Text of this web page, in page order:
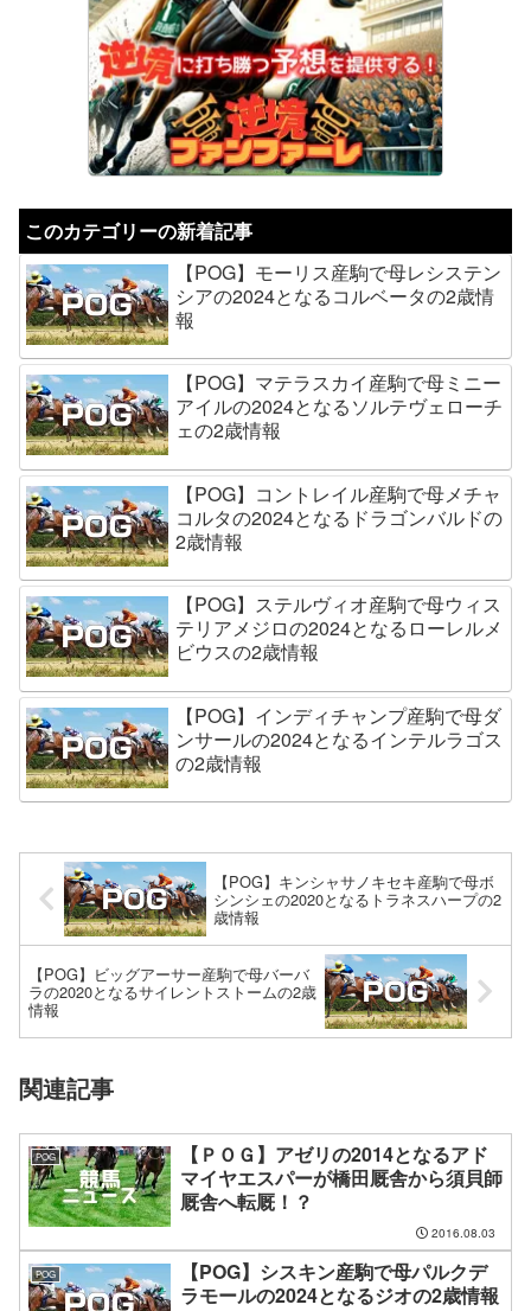
このカテゴリーの新着記事
【POG】モーリス産駒で母レシステン
シアの2024となるコルベータの2歳情
報
【POG】マテラスカイ産駒で母ミニー
アイルの2024となるソルテヴェローチ
ェの2歳情報
【POG】コントレイル産駒で母メチャ
コルタの2024となるドラゴンバルドの
2歳情報
【POG】ステルヴィオ産駒で母ウィス
テリアメジロの2024となるローレルメ
ビウスの2歳情報
【POG】インディチャンプ産駒で母ダ
ンサールの2024となるインテルラゴス
の2歳情報
【POG】キンシャサノキセキ産駒で母ボ
シンシェの2020となるトラネスハープの2
歳情報
【POG】ビッグアーサー産駒で母バーバ
ラの2020となるサイレントストームの2歳
情報
関連記事
POG
【ＰＯＧ】アゼリの2014となるアド
マイヤエスパーが橋田厩舎から須貝師
厩舎へ転厩！？
2016.08.03
POG
【POG】シスキン産駒で母パルクデ
ラモールの2024となるジオの2歳情報